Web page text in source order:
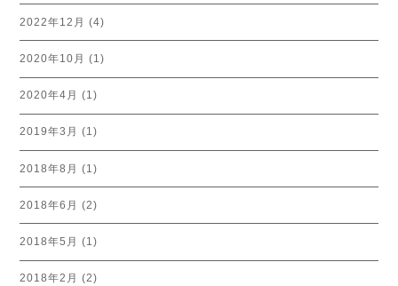
2022年12月 (4)
2020年10月 (1)
2020年4月 (1)
2019年3月 (1)
2018年8月 (1)
2018年6月 (2)
2018年5月 (1)
2018年2月 (2)